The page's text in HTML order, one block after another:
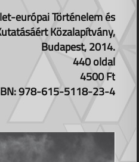
európai Történelem és
Közalapítvány,
Budapest, 2014.
440 oldal
4500 Ft
978-615-5118-23-4